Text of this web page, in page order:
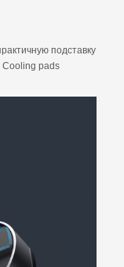
подставку
Cooling pads